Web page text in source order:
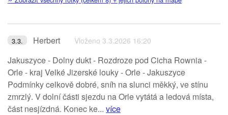
3.3. Herbert Vloženo 3.3.2026 16:20
Jakuszyce - Dolny dukt - Rozdroze pod Cicha Rownia -
Orle - kraj Velké Jizerské louky - Orle - Jakuszyce
Podmínky celkově dobré, sníh na slunci měkký, ve stínu
zmrzlý. V dolní části sjezdu na Orle vytátá a ledová místa,
část nesjízdná. Konec ke... více